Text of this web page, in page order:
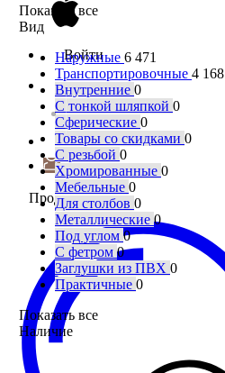
Войти
Продукция
Показать все
Вид
Наружные 6 471
Транспортировочные 4 168
Внутренние 0
С тонкой шляпкой 0
Сферические 0
Товары со скидками 0
С резьбой 0
Хромированные 0
Мебельные 0
Для столбов 0
Металлические 0
Под углом 0
С фетром 0
Заглушки из ПВХ 0
Практичные 0
Показать все
Наличие